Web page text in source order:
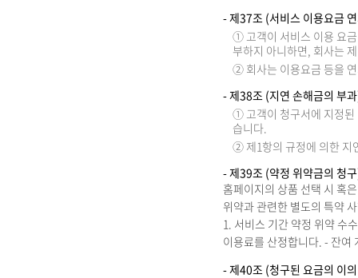
- 제37조 (서비스 이용요금
① 고객이 서비스 이용 요
부하지 아니하면, 회사는
② 회사는 이용요금 등을
- 제38조 (지연 손해금의 부
① 고객이 청구서에 지정된
습니다.
② 제1항의 규정에 의한 지
- 제39조 (약정 위약금의 청
홈페이지의 상품 선택 시 혹
위약과 관련한 별도의 특약
1. 서비스 기간 약정 위약 수
이용료를 산정합니다. - 잔여
- 제40조 (청구된 요금의 이